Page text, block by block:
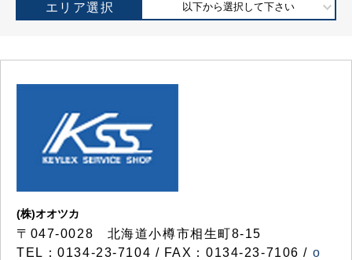
エリア選択 以下から選択して下さい
(株)オオツカ
〒047-0028 北海道小樽市相生町8-15
TEL：0134-23-7104 / FAX：0134-23-7106 / o